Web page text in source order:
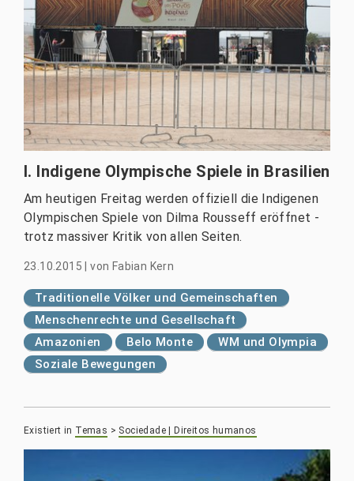
I. Indigene Olympische Spiele in Brasilien
Am heutigen Freitag werden offiziell die Indigenen
Olympischen Spiele von Dilma Rousseff eröffnet -
trotz massiver Kritik von allen Seiten.
23.10.2015 |von Fabian Kern
Traditionelle Völker und Gemeinschaften
Menschenrechte und Gesellschaft
Amazonien
Belo Monte
WM und Olympia
Soziale Bewegungen
Existiert in Temas > Sociedade | Direitos humanos